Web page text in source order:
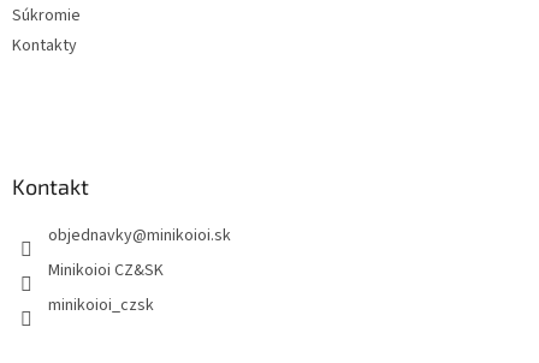
Súkromie
Kontakty
Kontakt
objednavky@minikoioi.sk
Minikoioi CZ&SK
minikoioi_czsk